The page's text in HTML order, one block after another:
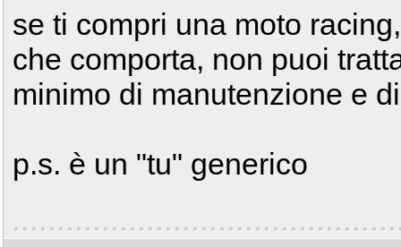
se ti compri una moto
che comporta, non puoi
minimo di manutenzione e
p.s. è un "tu" generico